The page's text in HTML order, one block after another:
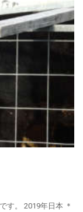
す。 2019年日本 ＊